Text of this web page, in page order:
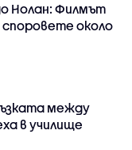
Нолан: Филмът
споровете около
между
в училище